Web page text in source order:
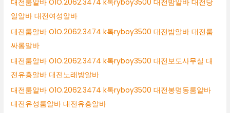
대전룸알바 O1O.2062.3474 k톡ryboy3500 대전밤알바 대전당
일알바 대전여성알바
대전룸알바 O1O.2062.3474 k톡ryboy3500 대전밤알바 대전룸
싸롱알바
대전룸알바 O1O.2062.3474 k톡ryboy3500 대전보도사무실 대
전유흥알바 대전노래방알바
대전룸알바 O1O.2062.3474 k톡ryboy3500 대전봉명동룸알바
대전유성룸알바 대전유흥알바